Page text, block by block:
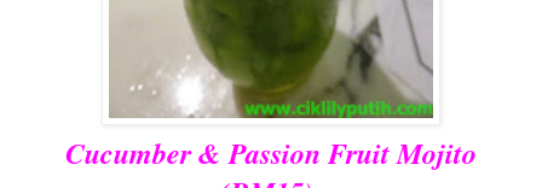
Cucumber & Passion Fruit Mojito